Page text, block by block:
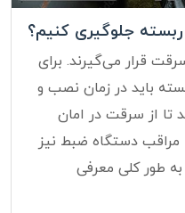
جلوگیری کنیم؟
قرار می‌گیرند. برای
باید در زمان نصب و
تا از سرقت در امان
مراقب دستگاه ضبط نیز
به طور کلی معرفی